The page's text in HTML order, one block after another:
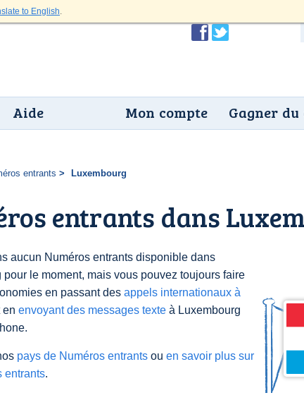
to English.
Aide Gagner
Mon compte
entrants Luxembourg
entrants dans
aucun Numéros entrants disponible dans
pour le moment, mais vous pouvez toujours faire
en passant des appels internationaux à
envoyant des messages texte à Luxembourg
pays de Numéros entrants ou en savoir plus sur
entrants.